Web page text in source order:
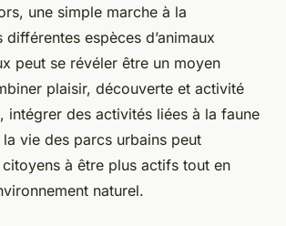
une simple marche à la
espèces d’animaux
peut se révéler être un moyen
plaisir, découverte et activité
intégrer des activités liées à la faune
vie des parcs urbains peut
à être plus actifs tout en
naturel.